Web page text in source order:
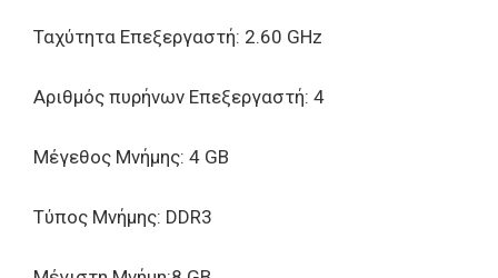
Ταχύτητα Επεξεργαστή: 2.60 GHz
Αριθμός πυρήνων Eπεξεργαστή: 4
Μέγεθος Μνήμης: 4 GB
Τύπος Μνήμης: DDR3